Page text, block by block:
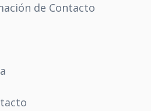
de Contacto